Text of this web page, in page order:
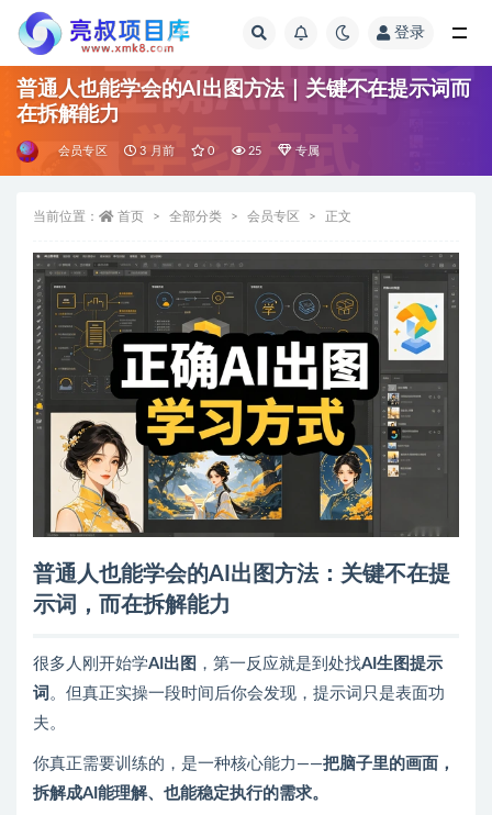
登录
普通人也能学会的AI出图方法｜关键不在提示词而
在拆解能力
会员专区 3 月前 0 25 专属
当前位置： 首页 全部分类 会员专区 正文
普通人也能学会的AI出图方法：关键不在提
示词，而在拆解能力
很多人刚开始学AI出图 ，第一反应就是到处找AI生图提示
词 。但真正实操一段时间后你会发现，提示词只是表面功
夫。
你真正需要训练的，是一种核心能力——把脑子里的画面，
拆解成AI能理解、也能稳定执行的需求。